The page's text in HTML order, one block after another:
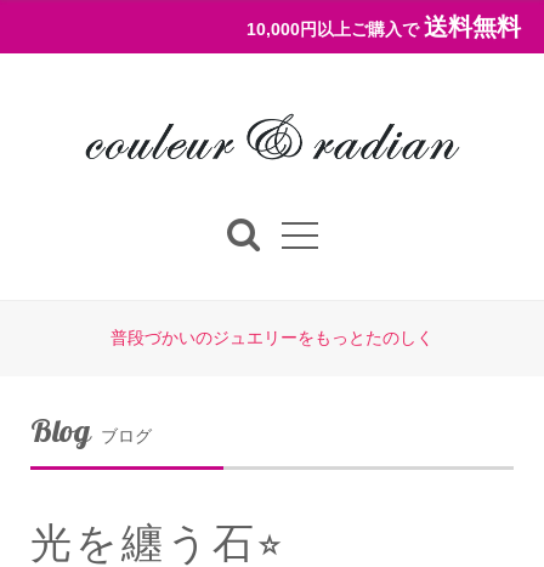
10,000円以上ご購入で 送料無料
普段づかいのジュエリーをもっとたのしく
Blog ブログ
光を纏う石⭐︎